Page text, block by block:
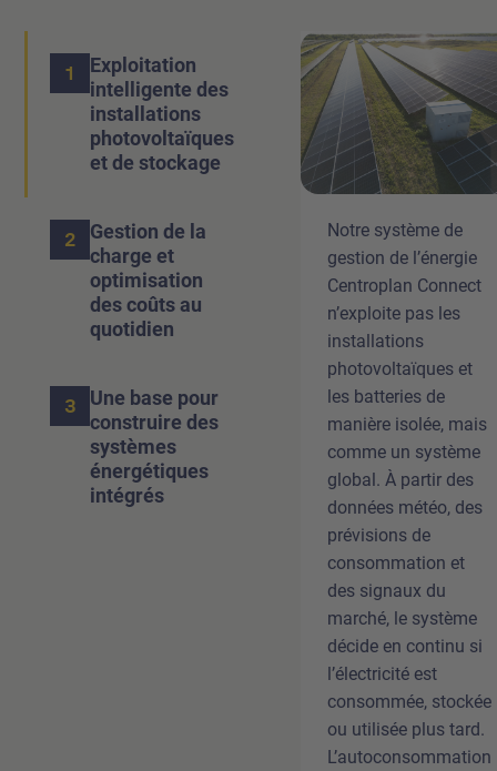
1
Exploitation
intelligente des
installations
photovoltaïques
et de stockage
2
Gestion de la
charge et
optimisation
des coûts au
quotidien
3
Une base pour
construire des
systèmes
énergétiques
intégrés
Notre système de
gestion de l’énergie
Centroplan Connect
n’exploite pas les
installations
photovoltaïques et
les batteries de
manière isolée, mais
comme un système
global. À partir des
données météo, des
prévisions de
consommation et
des signaux du
marché, le système
décide en continu si
l’électricité est
consommée, stockée
ou utilisée plus tard.
L’autoconsommation